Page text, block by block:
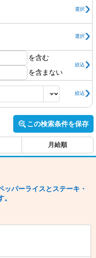
選択
選択
を含む
を含まない
絞込
絞込
この検索条件を保存
月給順
ッパーライスとステーキ・